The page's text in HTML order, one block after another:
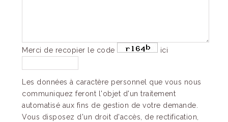
Merci de recopier le code ici
Les données à caractère personnel que vous nous
communiquez feront l'objet d'un traitement
automatisé aux fins de gestion de votre demande.
Vous disposez d'un droit d'accès, de rectification,